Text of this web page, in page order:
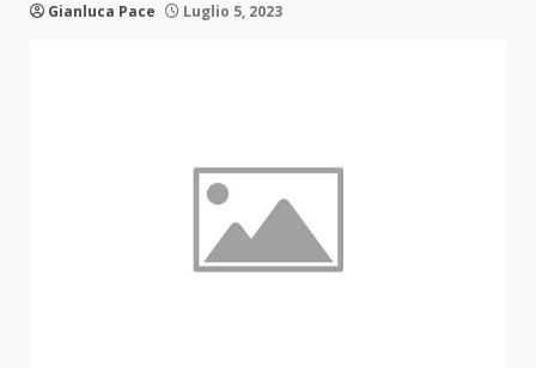
Gianluca Pace Luglio 5, 2023